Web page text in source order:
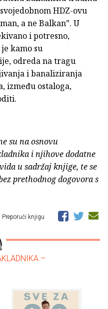
HDZ-ovu
a ne Balkan”. U
i potresno,
kamo su
odreda na tragu
i banaliziranja
između ostaloga,
su na osnovu
i njihove dodatne
u sadržaj knjige, te se
prethodnog dogovora s
Preporuči knjigu
–